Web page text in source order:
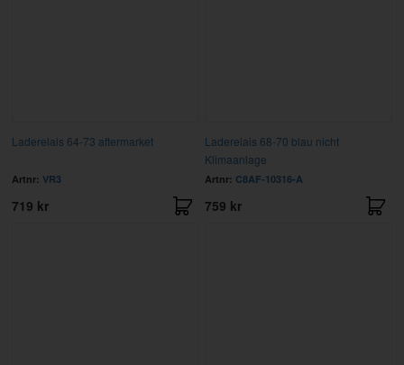
Laderelais 64-73 aftermarket
Artnr: VR3
719 kr
Laderelais 68-70 blau nicht
Klimaanlage
Artnr: C8AF-10316-A
759 kr